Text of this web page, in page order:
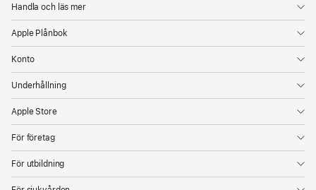
Handla och läs mer
Apple Plånbok
Konto
Underhållning
Apple Store
För företag
För utbildning